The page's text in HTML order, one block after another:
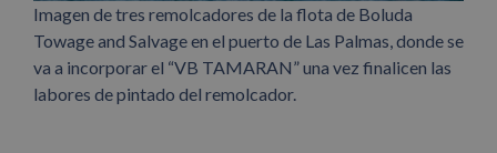
Imagen de tres remolcadores de la flota de Boluda
Towage and Salvage en el puerto de Las Palmas, donde se
va a incorporar el “VB TAMARAN” una vez finalicen las
labores de pintado del remolcador.